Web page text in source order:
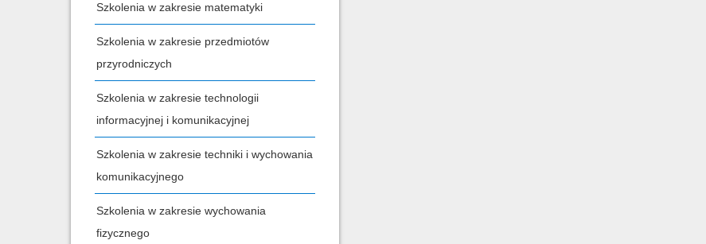
Szkolenia w zakresie matematyki
Szkolenia w zakresie przedmiotów
przyrodniczych
Szkolenia w zakresie technologii
informacyjnej i komunikacyjnej
Szkolenia w zakresie techniki i wychowania
komunikacyjnego
Szkolenia w zakresie wychowania
fizycznego